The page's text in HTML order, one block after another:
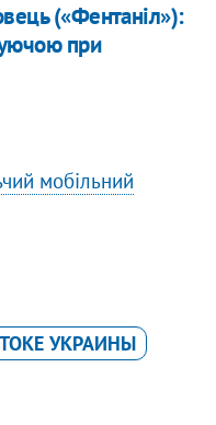
(«Фентаніл»):
при
мобільний
УКРАИНЫ